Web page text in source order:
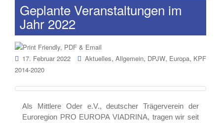
Geplante Veranstaltungen im
Jahr 2022
17. Februar 2022 Aktuelles, Allgemein, DPJW, Europa, KPF
2014-2020
Als Mittlere Oder e.V., deutscher Trägerverein der
Euroregion PRO EUROPA VIADRINA, tragen wir seit